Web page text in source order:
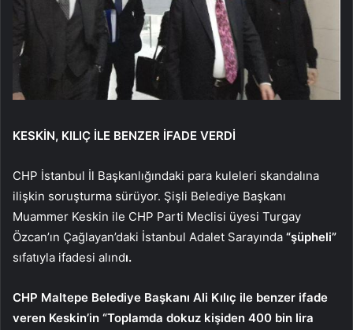
KESKİN, KILIÇ İLE BENZER İFADE VERDİ
CHP İstanbul İl Başkanlığındaki para kuleleri skandalına
ilişkin soruşturma sürüyor. Şişli Belediye Başkanı
Muammer Keskin ile CHP Parti Meclisi üyesi Turgay
Özcan’ın Çağlayan’daki İstanbul Adalet Sarayında “şüpheli”
sıfatıyla ifadesi alındı.
CHP Maltepe Belediye Başkanı Ali Kılıç ile benzer ifade
veren Keskin’in “Toplamda dokuz kişiden 400 bin lira